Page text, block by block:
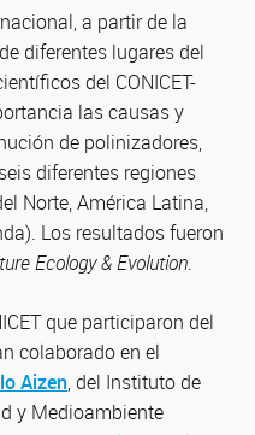
a partir de la
diferentes lugares del
del CONICET-
las causas y
de polinizadores,
diferentes regiones
Norte, América Latina,
Los resultados fueron
Ecology & Evolution.
que participaron del
colaborado en el
Aizen, del Instituto de
y Medioambiente